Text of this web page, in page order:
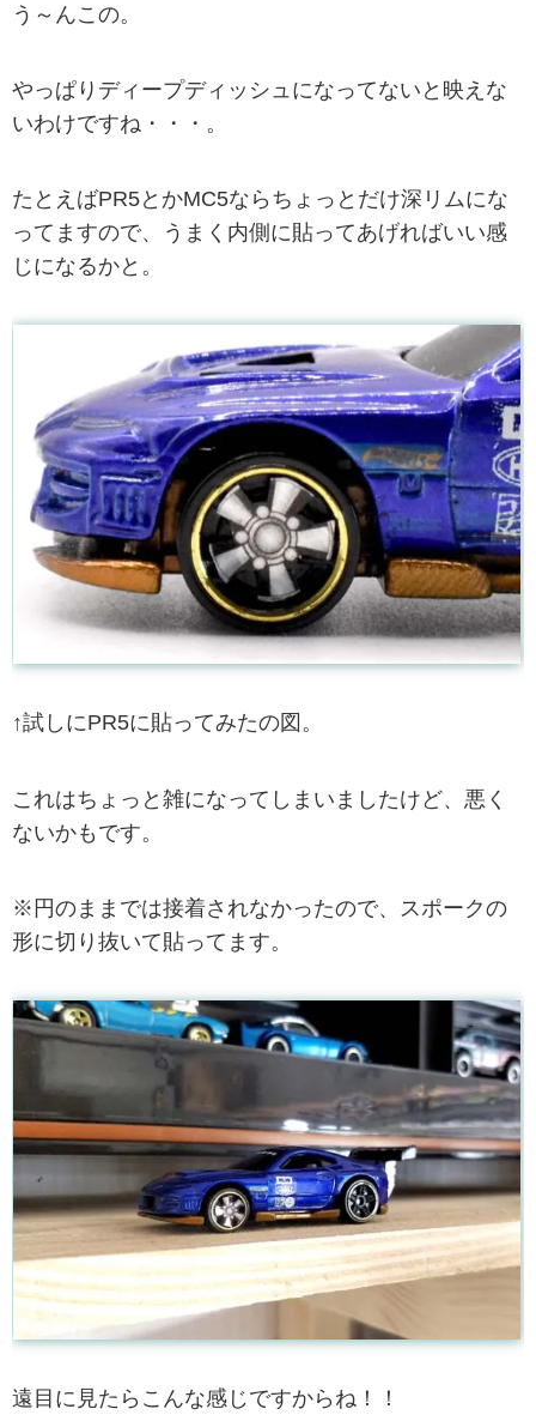
う～んこの。
やっぱりディープディッシュになってないと映えな
いわけですね・・・。
たとえばPR5とかMC5ならちょっとだけ深リムにな
ってますので、うまく内側に貼ってあげればいい感
じになるかと。
↑試しにPR5に貼ってみたの図。
これはちょっと雑になってしまいましたけど、悪く
ないかもです。
※円のままでは接着されなかったので、スポークの
形に切り抜いて貼ってます。
遠目に見たらこんな感じですからね！！